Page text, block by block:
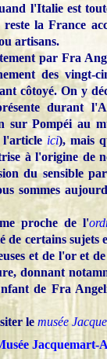
l'Italie est
la France
artisans.
par Fra
des vingt-
côtoyé. On y
durant
sur Pompéi au
l'article ici), mais
à l'origine de
du sensible
sommes
proche de l'
certains sujets
et de l'or et
donnant
de Fra
le musée
Jacquemart-